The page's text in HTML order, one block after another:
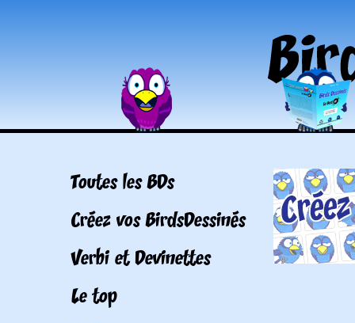
Toutes les BDs
Créez vos BirdsDessinés
Verbi et Devinettes
Le top